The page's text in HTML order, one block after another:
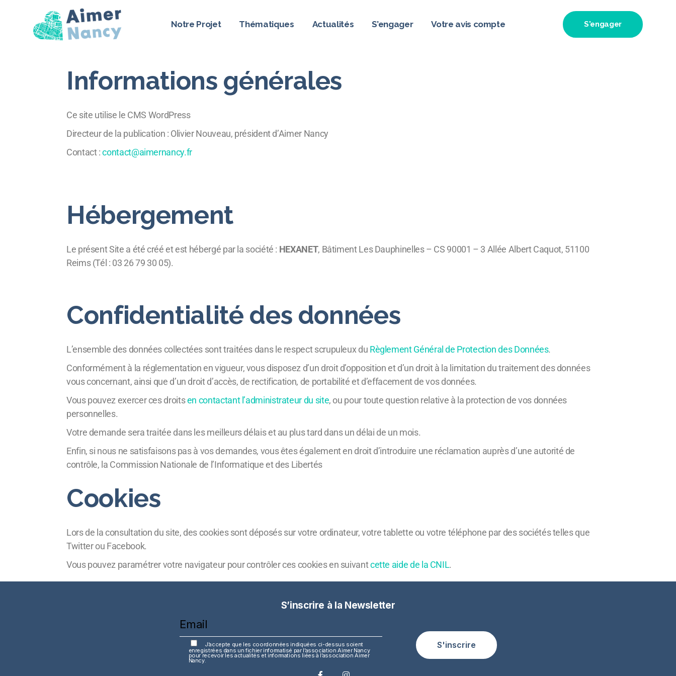
Notre Projet
Notre ambition
Qui sommes-nous ?
Vos élus d’opposition
Thématiques Actualités S’engager Votre avis compte S'engager
Informations générales
Ce site utilise le CMS WordPress
Directeur de la publication : Olivier Nouveau, président d’Aimer Nancy
Contact :contact@aimernancy.fr
Hébergement
Le présent Site a été créé et est hébergé par la société : HEXANET, Bâtiment Les Dauphinelles – CS 90001 – 3 Allée Albert Caquot, 51100
Reims (Tél : 03 26 79 30 05).
Confidentialité des données
L’ensemble des données collectées sont traitées dans le respect scrupuleux du Règlement Général de Protection des Données.
Conformément à la réglementation en vigueur, vous disposez d’un droit d’opposition et d’un droit à la limitation du traitement des données
vous concernant, ainsi que d’un droit d’accès, de rectification, de portabilité et d’effacement de vos données.
Vous pouvez exercer ces droitsen contactant l’administrateur du site, ou pour toute question relative à la protection de vos données
personnelles.
Votre demande sera traitée dans les meilleurs délais et au plus tard dans un délai de un mois.
Enfin, si nous ne satisfaisons pas à vos demandes, vous êtes également en droit d’introduire une réclamation auprès d’une autorité de
contrôle, la Commission Nationale de l’Informatique et des Libertés
Cookies
Lors de la consultation du site, des cookies sont déposés sur votre ordinateur, votre tablette ou votre téléphone par des sociétés telles que
Twitter ou Facebook.
Vous pouvez paramétrer votre navigateur pour contrôler ces cookies en suivantcette aide de la CNIL.
S’inscrire à la Newsletter
J’accepte que les coordonnées indiquées ci-dessus soient
enregistrées dans un fichier informatisé par l’association Aimer Nancy
pour recevoir les actualités et informations liées à l’association Aimer
Nancy.
S'inscrire